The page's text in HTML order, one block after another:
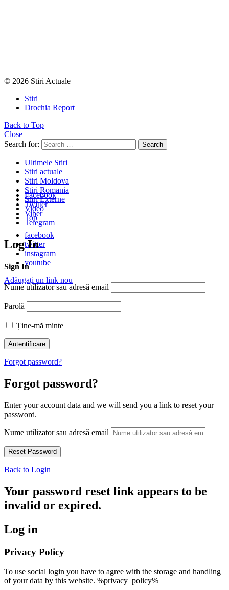
© 2026 Stiri Actuale
Stiri
Drochia Report
Back to Top
Close
Search for:
Search
Ultimele Stiri
Stiri actuale
Stiri Moldova
Stiri Romania
Stiri Externe
Video
Top
facebook
twitter
instagram
youtube
Adăugați un link nou
Facebook
Twitter
Viber
Telegram
Log In
Sign In
Nume utilizator sau adresă email
Parolă
Ține-mă minte
Forgot password?
Forgot password?
Enter your account data and we will send you a link to reset your
password.
Nume utilizator sau adresă email
Back to Login
Your password reset link appears to be
invalid or expired.
Log in
Privacy Policy
To use social login you have to agree with the storage and handling
of your data by this website. %privacy_policy%